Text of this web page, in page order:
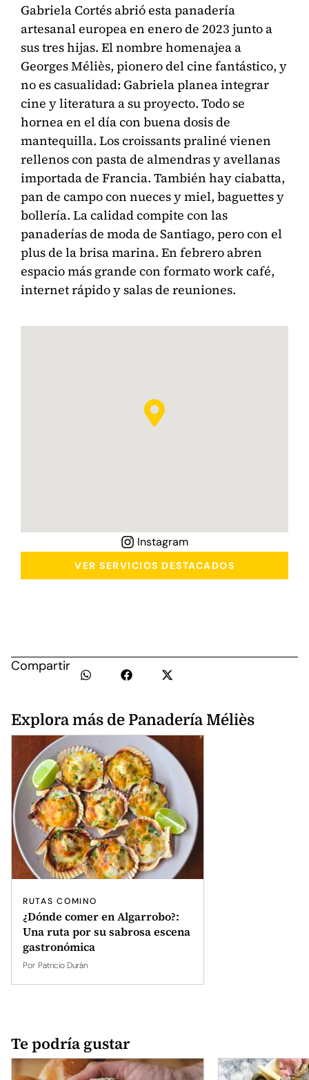
Instagram
VER SERVICIOS DESTACADOS
Gabriela Cortés abrió esta panadería
artesanal europea en enero de 2023 junto a
sus tres hijas. El nombre homenajea a
Georges Méliès, pionero del cine fantástico, y
no es casualidad: Gabriela planea integrar
cine y literatura a su proyecto. Todo se
hornea en el día con buena dosis de
mantequilla. Los croissants praliné vienen
rellenos con pasta de almendras y avellanas
importada de Francia. También hay ciabatta,
pan de campo con nueces y miel, baguettes y
bollería. La calidad compite con las
panaderías de moda de Santiago, pero con el
plus de la brisa marina. En febrero abren
espacio más grande con formato work café,
internet rápido y salas de reuniones.
Compartir
Explora más de Panadería Méliès
RUTAS COMINO
¿Dónde comer en Algarrobo?:
Una ruta por su sabrosa escena
gastronómica
Por Patricio Durán
Te podría gustar